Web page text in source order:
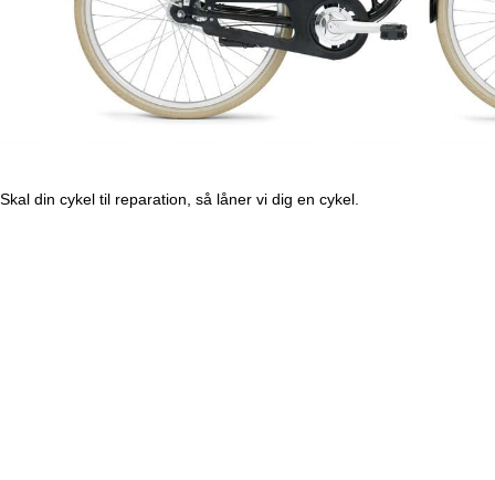
Skal din cykel til reparation, så låner vi dig en cykel.